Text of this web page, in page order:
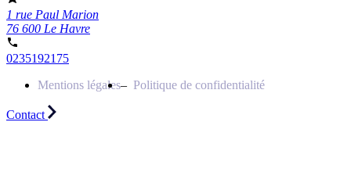
1 rue Paul Marion
76 600 Le Havre
0235192175
Mentions légales
Politique de confidentialité
Contact